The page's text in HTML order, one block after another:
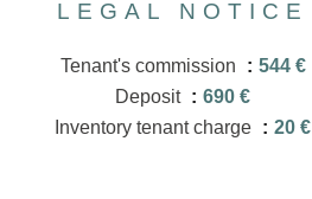
LEGAL NOTICE
Tenant's commission
544 €
Deposit
690 €
Inventory tenant charge
20 €